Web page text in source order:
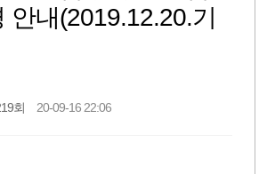
안내(2019.12.20.기
회 20-09-16 22:06